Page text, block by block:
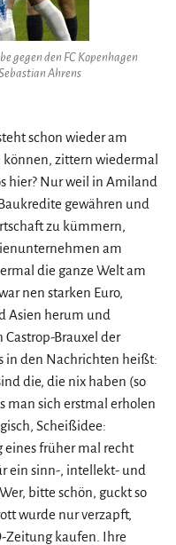
gegen den FC Kopenhagen
Ahrens
schon wieder am
können, zittern wiedermal
hier? Nur weil in Amiland
gewähren und
zu kümmern,
am
die ganze Welt am
nen starken Euro,
Asien herum und
Brauxel der
in den Nachrichten heißt:
die, die nix haben (so
man sich erstmal erholen
Scheißidee:
früher mal recht
ein sinn-, intellekt- und
bitte schön, guckt so
wurde nur verzapft,
Zeitung kaufen. Ihre